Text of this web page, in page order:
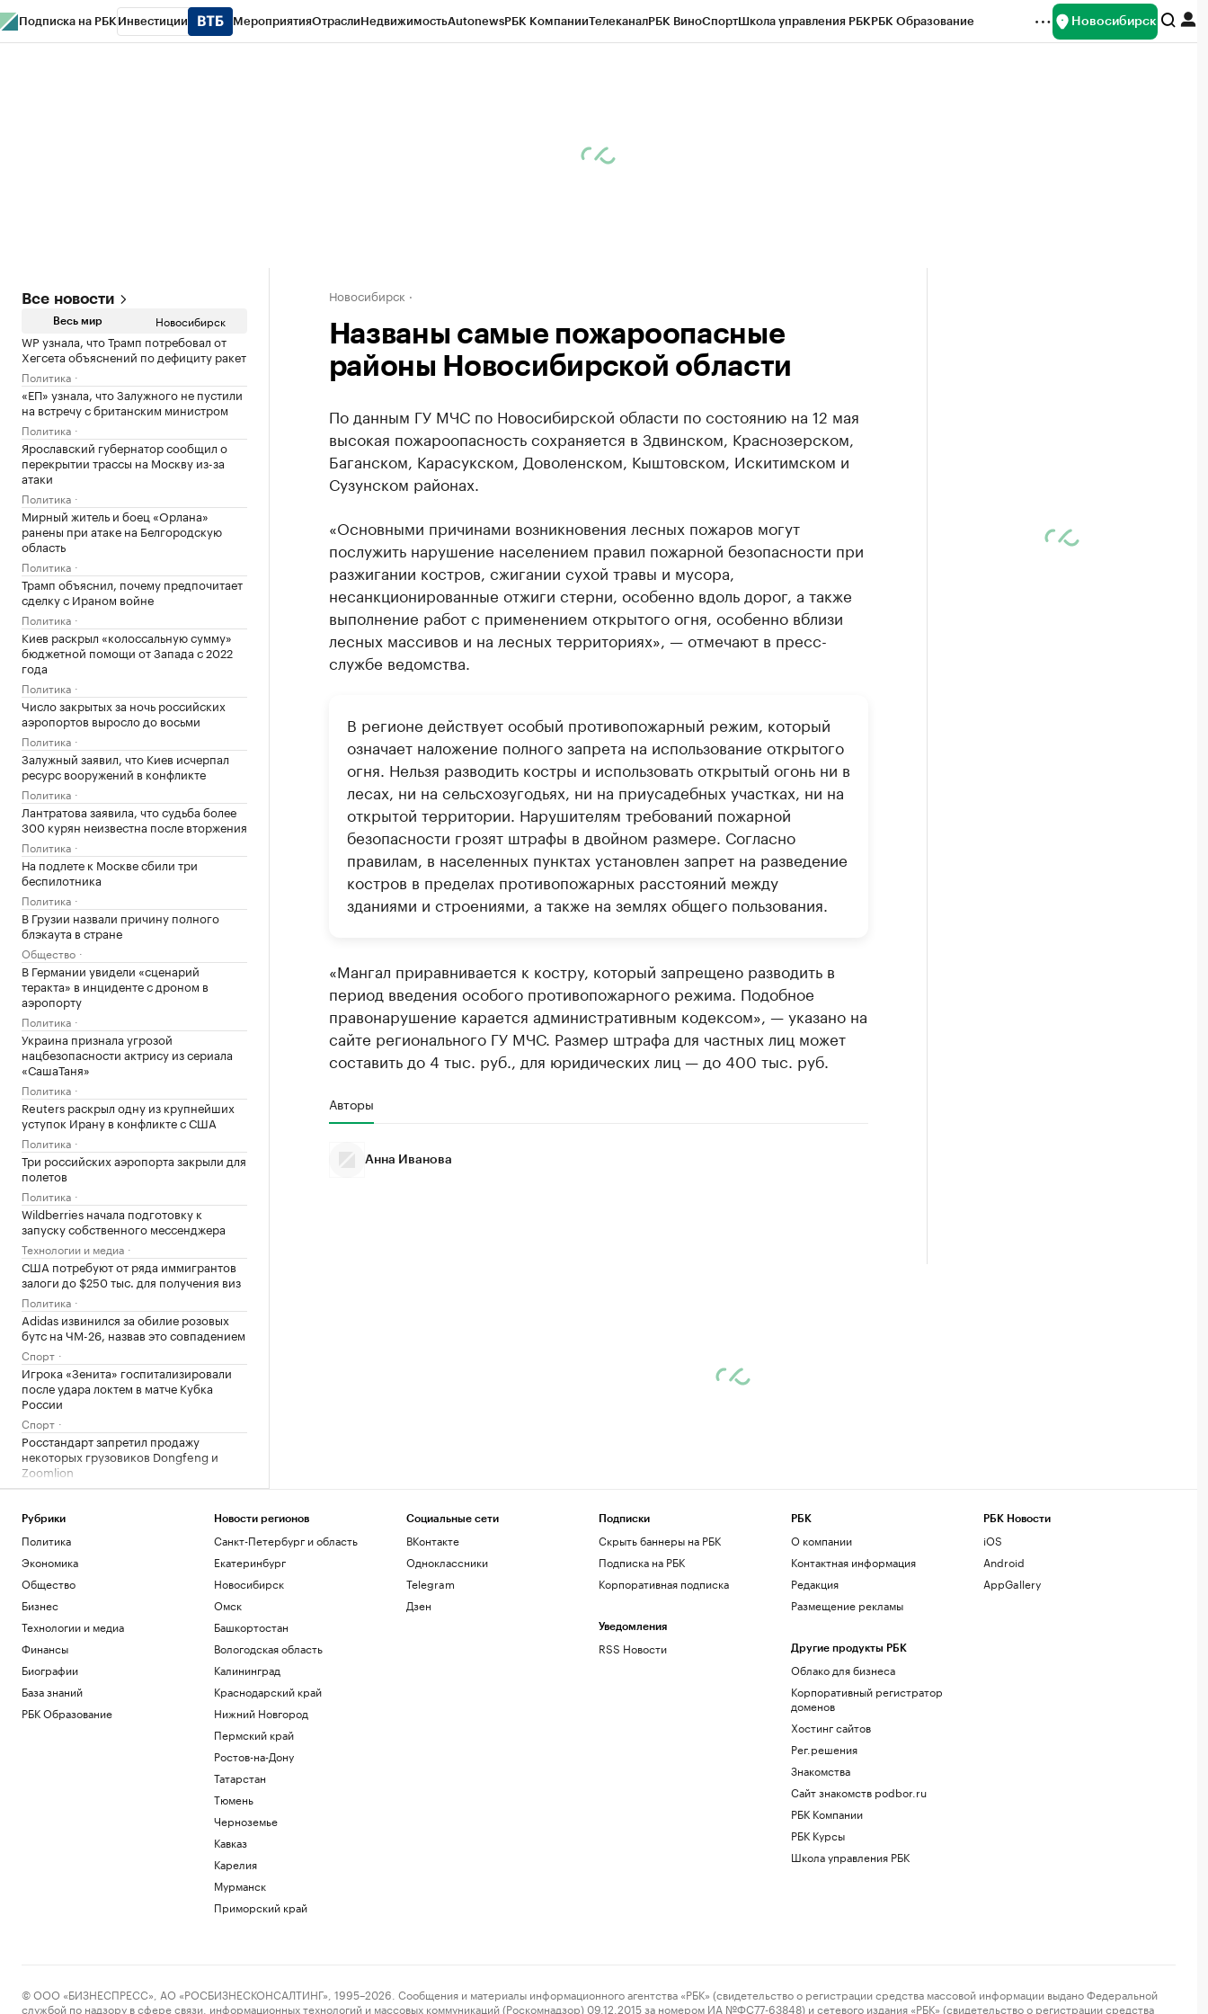
Подписка на РБК Инвестиции МероприятияОтраслиНедвижимостьAutonewsРБК КомпанииТелеканалРБК ВиноСпортШкола управления РБКРБК Образование Новосибирск
Все новости
Весь мир Новосибирск
WP узнала, что Трамп потребовал от
Хегсета объяснений по дефициту ракет
Политика
«ЕП» узнала, что Залужного не пустили
на встречу с британским министром
Политика
Ярославский губернатор сообщил о
перекрытии трассы на Москву из-за
атаки
Политика
Мирный житель и боец «Орлана»
ранены при атаке на Белгородскую
область
Политика
Трамп объяснил, почему предпочитает
сделку с Ираном войне
Политика
Киев раскрыл «колоссальную сумму»
бюджетной помощи от Запада с 2022
года
Политика
Число закрытых за ночь российских
аэропортов выросло до восьми
Политика
Залужный заявил, что Киев исчерпал
ресурс вооружений в конфликте
Политика
Лантратова заявила, что судьба более
300 курян неизвестна после вторжения
Политика
На подлете к Москве сбили три
беспилотника
Политика
В Грузии назвали причину полного
блэкаута в стране
Общество
В Германии увидели «сценарий
теракта» в инциденте с дроном в
аэропорту
Политика
Украина признала угрозой
нацбезопасности актрису из сериала
«СашаТаня»
Политика
Reuters раскрыл одну из крупнейших
уступок Ирану в конфликте с США
Политика
Три российских аэропорта закрыли для
полетов
Политика
Wildberries начала подготовку к
запуску собственного мессенджера
Технологии и медиа
США потребуют от ряда иммигрантов
залоги до $250 тыс. для получения виз
Политика
Adidas извинился за обилие розовых
бутс на ЧМ-26, назвав это совпадением
Спорт
Игрока «Зенита» госпитализировали
после удара локтем в матче Кубка
России
Спорт
Росстандарт запретил продажу
некоторых грузовиков Dongfeng и
Zoomlion
Бизнес
Новосибирск
Названы самые пожароопасные
районы Новосибирской области
По данным ГУ МЧС по Новосибирской области по состоянию на 12 мая
высокая пожароопасность сохраняется в Здвинском, Краснозерском,
Баганском, Карасукском, Доволенском, Кыштовском, Искитимском и
Сузунском районах.
«Основными причинами возникновения лесных пожаров могут
послужить нарушение населением правил пожарной безопасности при
разжигании костров, сжигании сухой травы и мусора,
несанкционированные отжиги стерни, особенно вдоль дорог, а также
выполнение работ с применением открытого огня, особенно вблизи
лесных массивов и на лесных территориях», — отмечают в пресс-
службе ведомства.
В регионе действует особый противопожарный режим, который
означает наложение полного запрета на использование открытого
огня. Нельзя разводить костры и использовать открытый огонь ни в
лесах, ни на сельсхозугодьях, ни на приусадебных участках, ни на
открытой территории. Нарушителям требований пожарной
безопасности грозят штрафы в двойном размере. Согласно
правилам, в населенных пунктах установлен запрет на разведение
костров в пределах противопожарных расстояний между
зданиями и строениями, а также на землях общего пользования.
«Мангал приравнивается к костру, который запрещено разводить в
период введения особого противопожарного режима. Подобное
правонарушение карается административным кодексом», — указано на
сайте регионального ГУ МЧС. Размер штрафа для частных лиц может
составить до 4 тыс. руб., для юридических лиц — до 400 тыс. руб.
Авторы
Анна Иванова
Рубрики
Политика
Экономика
Общество
Бизнес
Технологии и медиа
Финансы
Биографии
База знаний
РБК Образование
Новости регионов
Санкт-Петербург и область
Екатеринбург
Новосибирск
Омск
Башкортостан
Вологодская область
Калининград
Краснодарский край
Нижний Новгород
Пермский край
Ростов-на-Дону
Татарстан
Тюмень
Черноземье
Кавказ
Карелия
Мурманск
Приморский край
Социальные сети
ВКонтакте
Одноклассники
Telegram
Дзен
Подписки
Скрыть баннеры на РБК
Подписка на РБК
Корпоративная подписка
Уведомления
RSS Новости
РБК
О компании
Контактная информация
Редакция
Размещение рекламы
Другие продукты РБК
Облако для бизнеса
Корпоративный регистратор
доменов
Хостинг сайтов
Рег.решения
Знакомства
Сайт знакомств podbor.ru
РБК Компании
РБК Курсы
Школа управления РБК
РБК Новости
iOS
Android
AppGallery
© ООО «БИЗНЕСПРЕСС», АО «РОСБИЗНЕСКОНСАЛТИНГ», 1995–2026. Сообщения и материалы информационного агентства «РБК» (свидетельство о регистрации средства массовой информации выдано Федеральной
службой по надзору в сфере связи, информационных технологий и массовых коммуникаций (Роскомнадзор) 09.12.2015 за номером ИА №ФС77-63848) и сетевого издания «РБК» (свидетельство о регистрации средства